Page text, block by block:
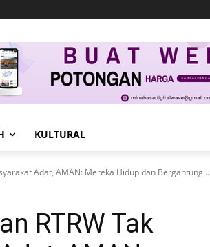
KULTURAL
Adat, AMAN: Mereka Hidup dan Bergantung...
RTRW Tak